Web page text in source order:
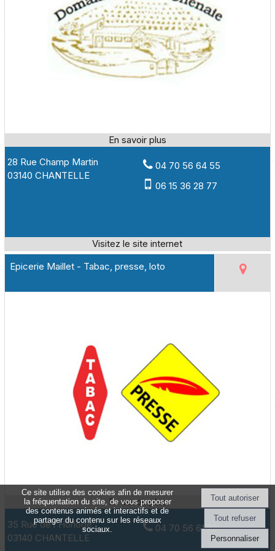
28 Rue Champ Martin
03140 CHANTELLE
04 70 56 64 55
06 15 36 28 77
Epicerie Maillet - Tabac, presse, loto
35 Rue de l'Horloge
03140 CHANTELLE
04 70 56 61 23
Ce site utilise des cookies afin de mesurer
la fréquentation du site, de vous proposer
des contenus animés et interactifs et de
partager du contenu sur les réseaux
sociaux.
Personnaliser